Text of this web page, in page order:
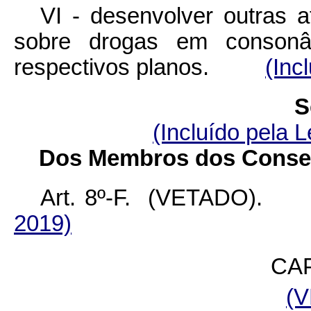
VI - desenvolver outras
sobre drogas em
respectivos planos.
(Incluído pela
Dos Membros dos
Art. 8º-F.
2019)